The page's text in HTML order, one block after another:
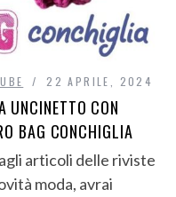
22 APRILE, 2024
UNCINETTO CON
BAG CONCHIGLIA
articoli delle riviste
moda, avrai